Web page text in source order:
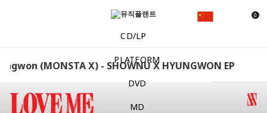
0
CD/LP
PLATFORM
DVD
MD
(MONSTA X) - SHOWNU X HYUNGWON EP [LOVE